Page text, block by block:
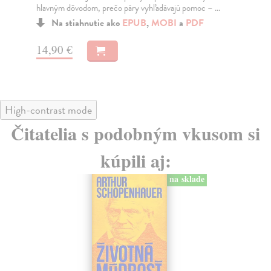
Na stiahnutie akoEPUB,MOBIaPDF
High-contrast mode
Čitatelia s podobným vkusom si
kúpili aj:
na sklade